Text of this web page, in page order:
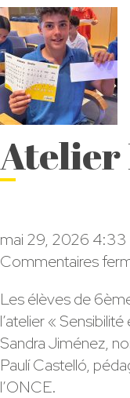
Atelier
mai 29, 2026 4:33
Commentaires
Les élèves de
l’atelier «
Sandra Jiménez,
Paulí Castelló,
l’ONCE.